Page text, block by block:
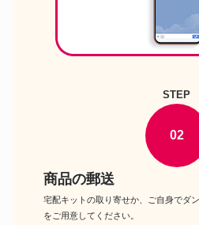
マテル ニューミッジ バ
STEP
02
商品の郵送
宅配キットの取り寄せか、ご自身でダ
をご用意してください。